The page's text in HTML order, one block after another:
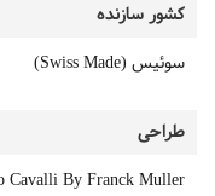
کشور سازنده
سوئیس (Swiss Made)
طراحی
Cavalli By Franck Muller